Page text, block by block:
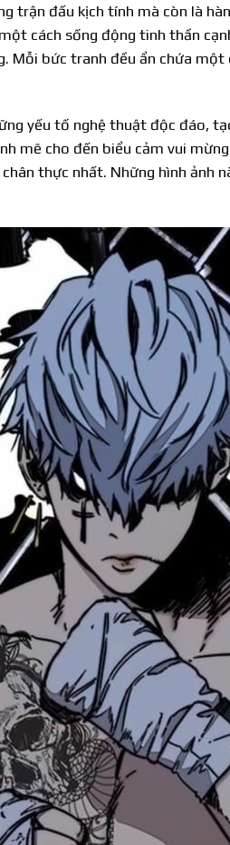
trận đấu kịch tính mà còn là
cách sống động tinh thần
Mỗi bức tranh đều ẩn chứa
yếu tố nghệ thuật độc đáo,
mẽ cho đến biểu cảm vui
thực nhất. Những hình ảnh